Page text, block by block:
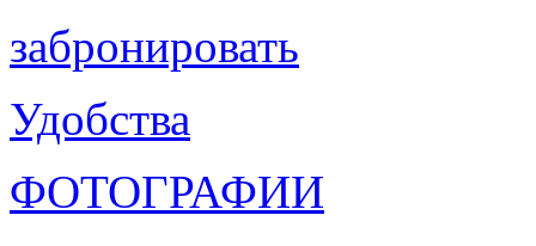
забронировать
Удобства
ФОТОГРАФИИ